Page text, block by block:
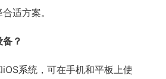
适方案。
？
系统，可在手机和平板上使